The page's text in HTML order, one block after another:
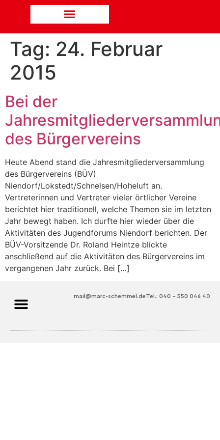
Tag: 24. Februar
2015
Bei der
des Bürgervereins
Heute Abend stand die Jahresmitgliederversammlung
des Bürgervereins (BÜV)
Niendorf/Lokstedt/Schnelsen/Hoheluft an.
Vertreterinnen und Vertreter vieler örtlicher Vereine
berichtet hier traditionell, welche Themen sie im letzten
Jahr bewegt haben. Ich durfte hier wieder über die
Aktivitäten des Jugendforums Niendorf berichten. Der
BÜV-Vorsitzende Dr. Roland Heintze blickte
anschließend auf die Aktivitäten des Bürgervereins im
vergangenen Jahr zurück. Bei […]
Tel.: 040 – 550 046 40
mail@marc-schemmel.de